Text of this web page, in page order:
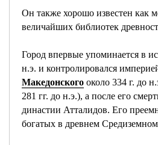
Он также хорошо известен как
величайших библиотек
Город впервые упоминается в
н.э. и контролировался
Македонского около 334 г. до
281 гг. до н.э.), а после его
династии Атталидов. Его
богатых в древнем